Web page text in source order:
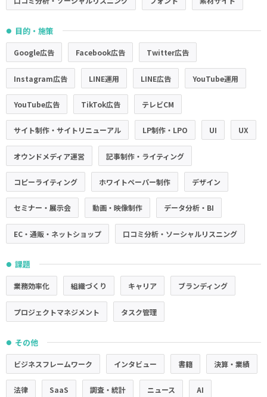
● 目的・施策
Google広告 Facebook広告 Twitter広告
Instagram広告 LINE運用 LINE広告 YouTube運用
YouTube広告 TikTok広告 テレビCM
サイト制作・サイトリニューアル LP制作・LPO UI UX
オウンドメディア運営 記事制作・ライティング
コピーライティング ホワイトペーパー制作 デザイン
セミナー・展示会 動画・映像制作 データ分析・BI
EC・通販・ネットショップ 口コミ分析・ソーシャルリスニング
● 課題
業務効率化 組織づくり キャリア ブランディング
プロジェクトマネジメント タスク管理
● その他
ビジネスフレームワーク インタビュー 書籍 決算・業績
法律 SaaS 調査・統計 ニュース AI